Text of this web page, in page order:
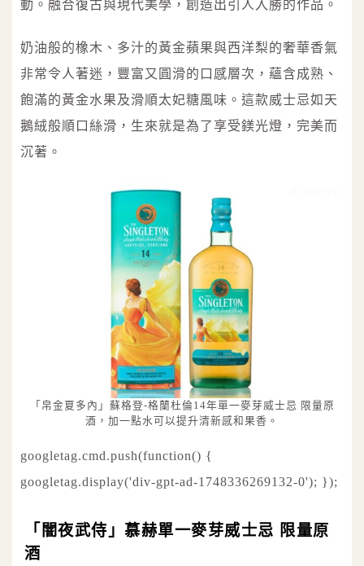
動。融合復古與現代美學，創造出引人入勝的作品。
奶油般的橡木、多汁的黃金蘋果與西洋梨的奢華香氣
非常令人著迷，豐富又圓滑的口感層次，蘊含成熟、
飽滿的黃金水果及滑順太妃糖風味。這款威士忌如天
鵝絨般順口絲滑，生來就是為了享受鎂光燈，完美而
沉著。
「帛金夏多內」蘇格登-格蘭杜倫14年單一麥芽威士忌 限量原
酒，加一點水可以提升清新感和果香。
googletag.cmd.push(function() {
googletag.display('div-gpt-ad-1748336269132-0'); });
「闇夜武侍」慕赫單一麥芽威士忌 限量原
酒